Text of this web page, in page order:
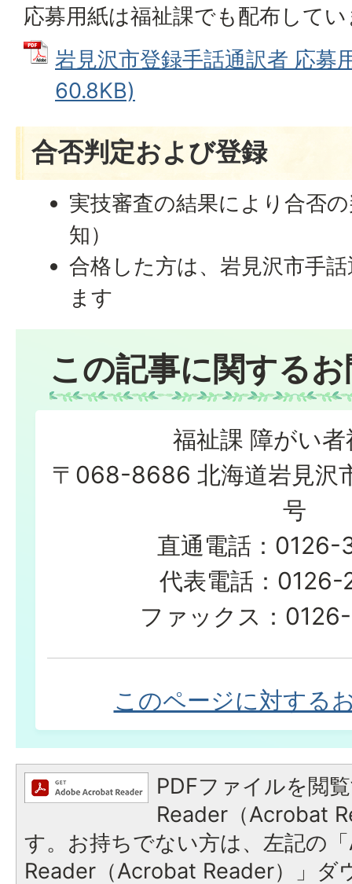
応募用紙は福祉課でも配布して
岩見沢市登録手話通訳者 応募
60.8KB)
合否判定および登録
実技審査の結果により合否
知）
合格した方は、岩見沢市手
ます
この記事に関する
福祉課 障がい者
〒068-8686 北海道岩見沢
号
直通電話：0126-
代表電話：0126-
ファックス：
このページに対する
PDFファイルを閲
Reader（Acrobat
す。お持ちでない方は、左記の
Reader（Acrobat Reader）」ダ